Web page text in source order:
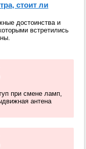
стоит ли
достоинства и
встретились
при смене ламп,
антена